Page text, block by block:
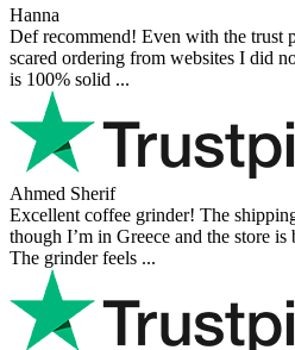
Hanna
Def recommend! Even with the trust
scared ordering from websites I did
is 100% solid ...
Ahmed Sherif
Excellent coffee grinder! The
though I’m in Greece and the store
The grinder feels ...